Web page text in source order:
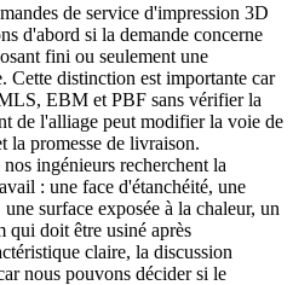
de service d'impression 3D
d'abord si la demande concerne
fini ou seulement une
distinction est importante car
EBM et PBF sans vérifier la
de l'alliage peut modifier la voie de
la promesse de livraison.
nos ingénieurs recherchent la
: une face d'étanchéité, une
surface exposée à la chaleur, un
qui doit être usiné après
claire, la discussion
nous pouvons décider si le